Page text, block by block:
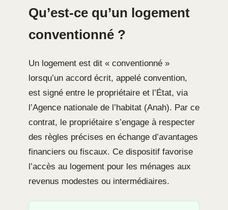
Qu’est-ce qu’un logement
conventionné ?
Un logement est dit « conventionné »
lorsqu’un accord écrit, appelé convention,
est signé entre le propriétaire et l’État, via
l’Agence nationale de l’habitat (Anah). Par ce
contrat, le propriétaire s’engage à respecter
des règles précises en échange d’avantages
financiers ou fiscaux. Ce dispositif favorise
l’accès au logement pour les ménages aux
revenus modestes ou intermédiaires.